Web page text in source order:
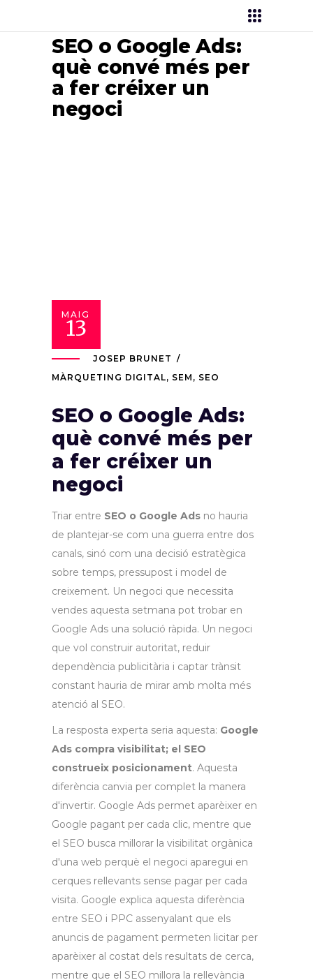
SEO o Google Ads:
què convé més per
a fer créixer un
negoci
Brunet Publicitat
MAIG
13
JOSEP BRUNET
MÀRQUETING DIGITAL, SEM , SEO
SEO o Google Ads:
què convé més per
a fer créixer un
negoci
Triar entre SEO o Google Ads no hauria
de plantejar-se com una guerra entre dos
canals, sinó com una decisió estratègica
sobre temps, pressupost i model de
creixement. Un negoci que necessita
vendes aquesta setmana pot trobar en
Google Ads una solució ràpida. Un negoci
que vol construir autoritat, reduir
dependència publicitària i captar trànsit
constant hauria de mirar amb molta més
atenció al SEO.
La resposta experta seria aquesta: Google
Ads compra visibilitat; el SEO
construeix posicionament. Aquesta
diferència canvia per complet la manera
d'invertir. Google Ads permet aparèixer en
Google pagant per cada clic, mentre que
el SEO busca millorar la visibilitat orgànica
d'una web perquè el negoci aparegui en
cerques rellevants sense pagar per cada
visita. Google explica aquesta diferència
entre SEO i PPC assenyalant que els
anuncis de pagament permeten licitar per
aparèixer al costat dels resultats de cerca,
mentre que el SEO millora la rellevància